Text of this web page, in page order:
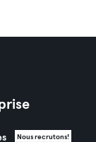
Nous recrutons!